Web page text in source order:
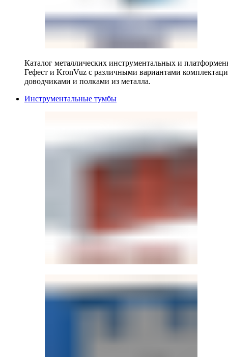
Каталог металлических инструментальных и
Гефест и KronVuz с различными вариантами
доводчиками и полками из металла.
Инструментальные тумбы